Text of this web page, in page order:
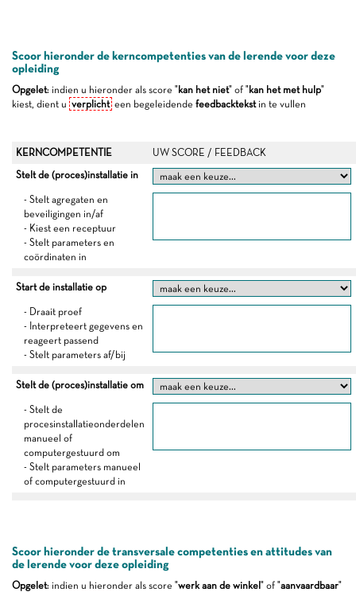
Scoor hieronder de kerncompetenties van de lerende voor deze
opleiding
Opgelet: indien u hieronder als score "kan het niet" of "kan het met hulp"
kiest, dient u verplicht een begeleidende feedbacktekstin te vullen
KERNCOMPETENTIE
UW SCORE / FEEDBACK
Stelt de (proces)installatie in
- Stelt agregaten en
beveiligingen in/af
- Kiest een receptuur
- Stelt parameters en
coördinaten in
Start de installatie op
- Draait proef
- Interpreteert gegevens en
reageert passend
- Stelt parameters af/bij
Stelt de (proces)installatie om
- Stelt de
procesinstallatieonderdelen
manueel of
computergestuurd om
- Stelt parameters manueel
of computergestuurd in
Scoor hieronder de transversale competenties en attitudes van
de lerende voor deze opleiding
Opgelet: indien u hieronder als score "werk aan de winkel " of "aanvaardbaar"